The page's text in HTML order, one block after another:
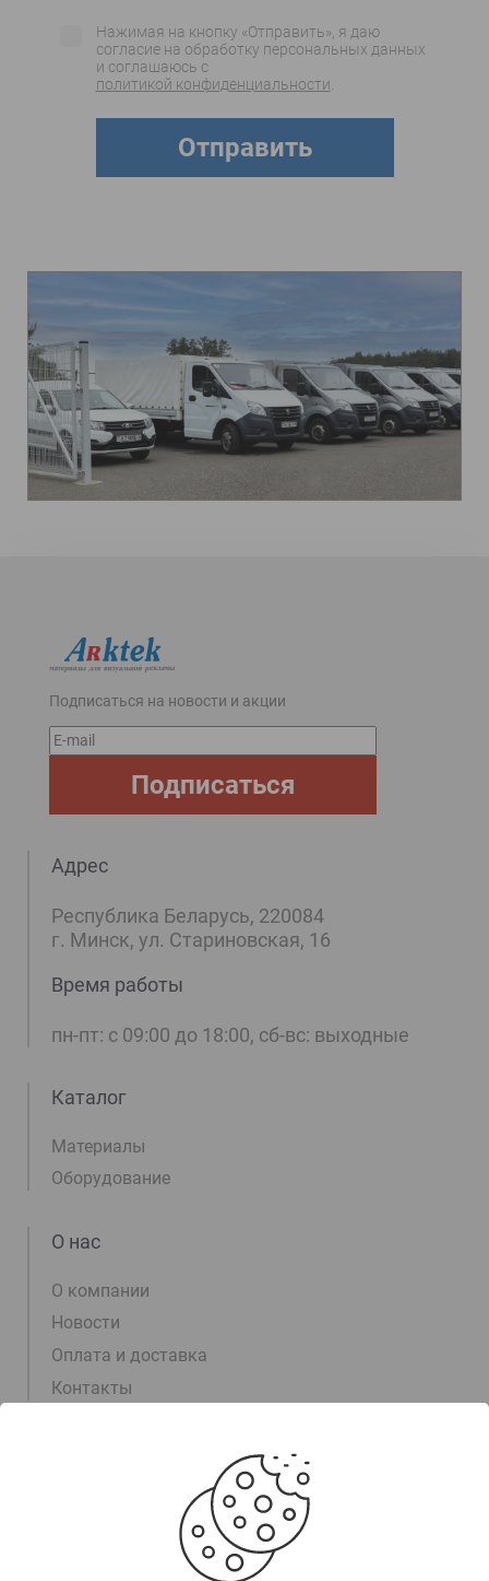
Нажимая на кнопку «Отправить», я даю
согласие на обработку персональных данных
и соглашаюсь c
политикой конфиденциальности
Отправить
Подписаться на новости и акции
E-
mail
Подписаться
Адрес
Республика Беларусь, 220084
г. Минск, ул. Стариновская, 16
Время работы
пн-пт: с 09:00 до 18:00, сб-вс: выходные
Каталог
Материалы
Оборудование
О нас
О компании
Новости
Оплата и доставка
Контакты
+375 (17) 311-00-15
+375 (29) 105-55-55
+375 (29) 700-30-03